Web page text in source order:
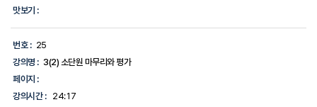
맛보기 :
번호 : 25
강의명 : 3(2) 소단원 마무리와 평가
페이지 :
강의시간 :
24:17